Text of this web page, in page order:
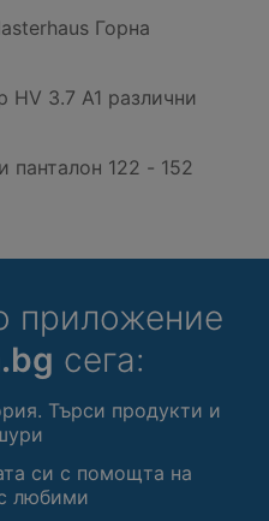
Горна
HV 3.7 A1 различни
панталон 122 - 152
приложение
сега:
Търси продукти и
си с помощта на
любими